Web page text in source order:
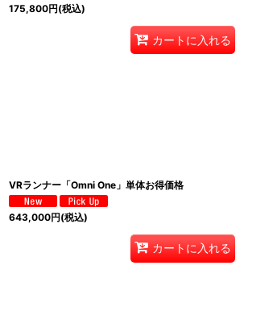
175,800円(税込)
カートに入れる
VRランナー「Omni One」単体お得価格
643,000円(税込)
カートに入れる